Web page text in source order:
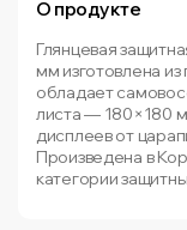
О продукте
Глянцевая
мм изготовлена
обладает
листа — 180×180
дисплеев от
Произведена в
категории